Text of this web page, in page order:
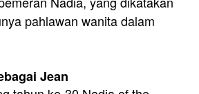
pahlawan wanita dalam
Jean